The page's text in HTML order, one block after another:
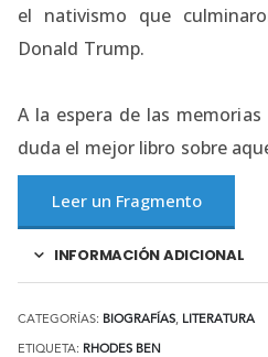
el nativismo que
Donald Trump.
A la espera de las
duda el mejor libro sobre
Leer un Fragmento
INFORMACIÓN ADICIONAL
CATEGORÍAS: BIOGRAFÍAS, LITERATURA
ETIQUETA: RHODES BEN